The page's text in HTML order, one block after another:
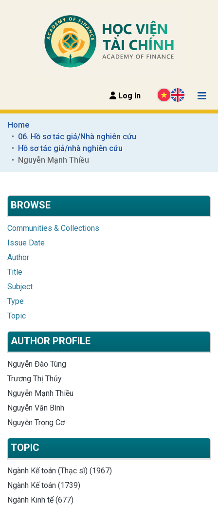
Log In
Home
06. Hồ sơ tác giả/Nhà nghiên cứu
Hồ sơ tác giả/nhà nghiên cứu
Nguyễn Mạnh Thiều
BROWSE
Communities & Collections
Issue Date
Author
Title
Subject
Type
Topic
AUTHOR PROFILE
Nguyễn Đào Tùng
Trương Thị Thủy
Nguyễn Mạnh Thiều
Nguyễn Văn Bình
Nguyễn Trọng Cơ
TOPIC
Ngành Kế toán (Thạc sĩ) (1967)
Ngành Kế toán (1739)
Ngành Kinh tế (677)